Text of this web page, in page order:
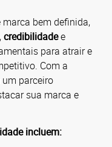
bem definida,
,credibilidadee
para atrair e
Com a
parceiro
sua marca e
incluem: